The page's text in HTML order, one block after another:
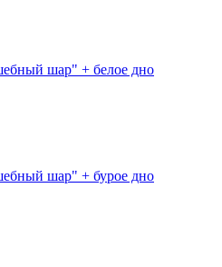
шар" + белое дно
шар" + бурое дно